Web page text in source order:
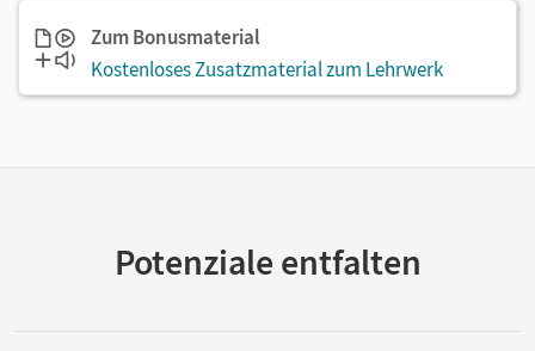
Zum Bonusmaterial
Kostenloses Zusatzmaterial zum Lehrwerk
Potenziale entfalten